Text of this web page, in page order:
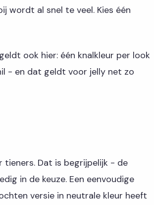
wordt al snel te veel. Kies één
ook hier: één knalkleur per look
- en dat geldt voor jelly net zo
tieners. Dat is begrijpelijk - de
in de keuze. Een eenvoudige
versie in neutrale kleur heeft